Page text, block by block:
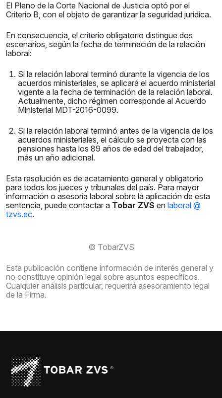
El Pleno de la Corte Nacional de Justicia optó por el
Criterio B, con el objeto de garantizar la seguridad jurídica.
En consecuencia, el criterio obligatorio distingue dos
escenarios, según la fecha de terminación de la relación
laboral:
Si la relación laboral terminó durante la vigencia de los
acuerdos ministeriales, se aplicará el acuerdo ministerial
vigente a la fecha de terminación de la relación laboral.
Actualmente, dicho régimen corresponde al Acuerdo
Ministerial MDT-2016-0099.
Si la relación laboral terminó antes de la vigencia de los
acuerdos ministeriales, el cálculo se proyecta con las
pensiones hasta los 89 años de edad del trabajador,
más un año adicional.
Esta resolución es de acatamiento general y obligatorio
para todos los jueces y tribunales del país. Para mayor
información o asesoría laboral sobre la aplicación de esta
sentencia, puede contactar a Tobar ZVS en laboral @
tzvs.ec.
© TobarZVS
Esta publicación contiene información de interés general y
no constituye opinión legal sobre asuntos específicos.
Cualquier análisis particular, requerirá asesoramiento legal
de la Firma.